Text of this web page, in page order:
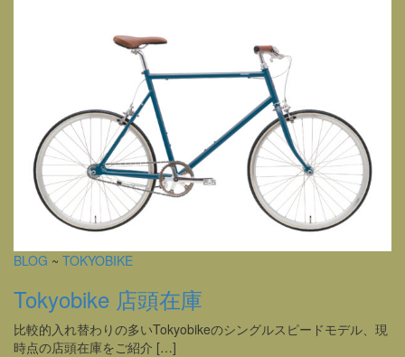
BLOG ~ TOKYOBIKE
Tokyobike 店頭在庫
比較的入れ替わりの多いTokyobikeのシングルスピードモデル、現
時点の店頭在庫をご紹介 […]